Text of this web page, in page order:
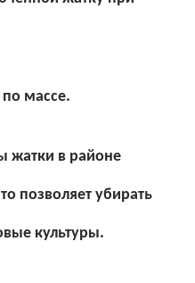
по массе.
жатки в районе
позволяет убирать
культуры.